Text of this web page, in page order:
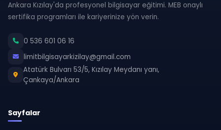
Ankara Kızılay'da profesyonel bilgisayar eğitimi. MEB onaylı
sertifika programları ile kariyerinize yön verin.
0 536 601 06 16
limitbilgisayarkizilay@gmail.com
Atatürk Bulvarı 53/5, Kızılay Meydanı yanı,
Çankaya/Ankara
Sayfalar